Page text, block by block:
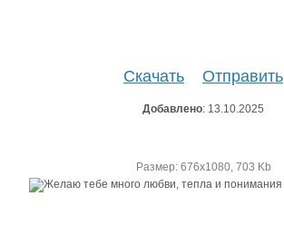
Скачать Отправить
Добавлено: 13.10.2025
Размер: 676х1080, 703 Kb